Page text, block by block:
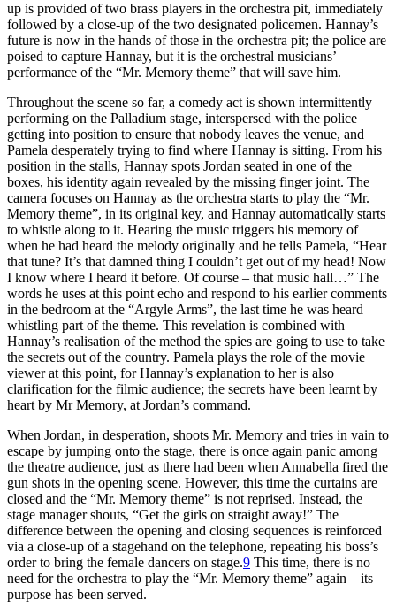
up is provided of two brass players in the orchestra pit, immediately
followed by a close-up of the two designated policemen. Hannay’s
future is now in the hands of those in the orchestra pit; the police are
poised to capture Hannay, but it is the orchestral musicians’
performance of the “Mr. Memory theme” that will save him.
Throughout the scene so far, a comedy act is shown intermittently
performing on the Palladium stage, interspersed with the police
getting into position to ensure that nobody leaves the venue, and
Pamela desperately trying to find where Hannay is sitting. From his
position in the stalls, Hannay spots Jordan seated in one of the
boxes, his identity again revealed by the missing finger joint. The
camera focuses on Hannay as the orchestra starts to play the “Mr.
Memory theme”, in its original key, and Hannay automatically starts
to whistle along to it. Hearing the music triggers his memory of
when he had heard the melody originally and he tells Pamela, “Hear
that tune? It’s that damned thing I couldn’t get out of my head! Now
I know where I heard it before. Of course – that music hall…” The
words he uses at this point echo and respond to his earlier comments
in the bedroom at the “Argyle Arms”, the last time he was heard
whistling part of the theme. This revelation is combined with
Hannay’s realisation of the method the spies are going to use to take
the secrets out of the country. Pamela plays the role of the movie
viewer at this point, for Hannay’s explanation to her is also
clarification for the filmic audience; the secrets have been learnt by
heart by Mr Memory, at Jordan’s command.
When Jordan, in desperation, shoots Mr. Memory and tries in vain to
escape by jumping onto the stage, there is once again panic among
the theatre audience, just as there had been when Annabella fired the
gun shots in the opening scene. However, this time the curtains are
closed and the “Mr. Memory theme” is not reprised. Instead, the
stage manager shouts, “Get the girls on straight away!” The
difference between the opening and closing sequences is reinforced
via a close-up of a stagehand on the telephone, repeating his boss’s
order to bring the female dancers on stage.9 This time, there is no
need for the orchestra to play the “Mr. Memory theme” again – its
purpose has been served.